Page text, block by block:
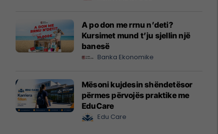
A po don me rrnu n’deti?
Kursimet mund t’ju sjellin një
banesë
Banka Ekonomike
Mësoni kujdesin shëndetësor
përmes përvojës praktike me
EduCare
Edu Care